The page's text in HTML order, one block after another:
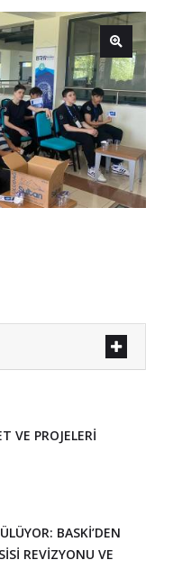
VE PROJELERİ
BASKİ’DEN
REVİZYONU VE